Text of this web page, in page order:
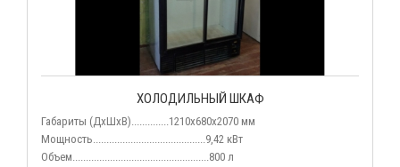
ХОЛОДИЛЬНЫЙ ШКАФ
Габариты (ДхШхВ)..............1210х680х2070 мм
Мощность..........................................9,42 кВт
Объем...................................................800 л